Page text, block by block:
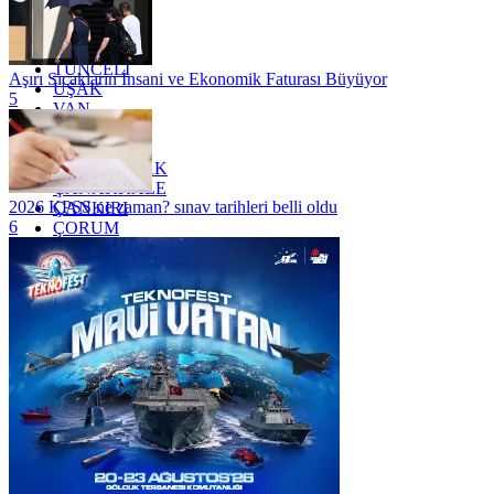
TEKİRDAĞ
TOKAT
TRABZON
TUNCELİ
UŞAK
VAN
YALOVA
YOZGAT
ZONGULDAK
ÇANAKKALE
ÇANKIRI
ÇORUM
İSTANBUL
İZMİR
ŞANLIURFA
ŞIRNAK
Aşırı Sıcakların İnsani ve Ekonomik Faturası Büyüyor
5
2026 KPSS ne zaman? sınav tarihleri belli oldu
6